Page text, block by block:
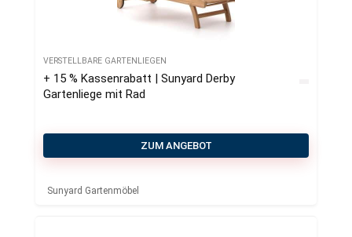
VERSTELLBARE GARTENLIEGEN
+ 15 % Kassenrabatt | Sunyard Derby
Gartenliege mit Rad
ZUM ANGEBOT
Sunyard Gartenmöbel